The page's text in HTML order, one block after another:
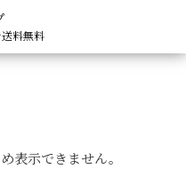
料無料
表示できません。